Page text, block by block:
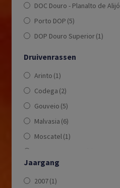
DOC Douro - Planalto de Alijó
Porto DOP (5)
DOP Douro Superior(1)
Druivenrassen
Arinto (1)
Codega (2)
Gouveio (5)
Malvasia (6)
Moscatel(1)
Moscato
Rabigato
Jaargang
2007(1)